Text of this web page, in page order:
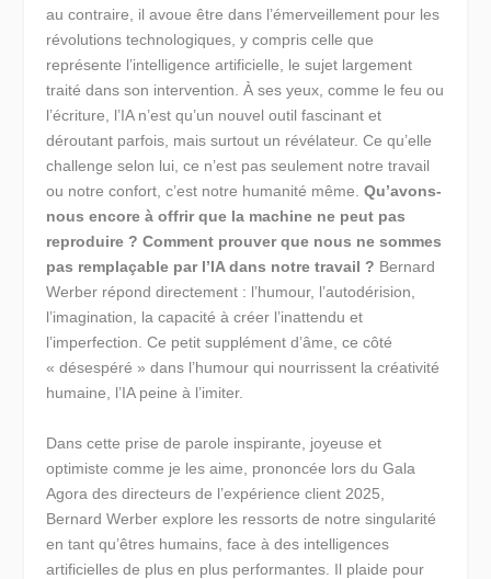
au contraire, il avoue être dans l’émerveillement pour les
révolutions technologiques, y compris celle que
représente l’intelligence artificielle, le sujet largement
traité dans son intervention. À ses yeux, comme le feu ou
l’écriture, l’IA n’est qu’un nouvel outil fascinant et
déroutant parfois, mais surtout un révélateur. Ce qu’elle
challenge selon lui, ce n’est pas seulement notre travail
ou notre confort, c’est notre humanité même.Qu’avons-
nous encore à offrir que la machine ne peut pas
reproduire ? Comment prouver que nous ne sommes
pas remplaçable par l’IA dans notre travail ? Bernard
Werber répond directement : l’humour, l’autodérision,
l’imagination, la capacité à créer l’inattendu et
l’imperfection. Ce petit supplément d’âme, ce côté
« désespéré » dans l’humour qui nourrissent la créativité
humaine, l’IA peine à l’imiter.
Dans cette prise de parole inspirante, joyeuse et
optimiste comme je les aime, prononcée lors du Gala
Agora des directeurs de l’expérience client 2025,
Bernard Werber explore les ressorts de notre singularité
en tant qu’êtres humains, face à des intelligences
artificielles de plus en plus performantes. Il plaide pour